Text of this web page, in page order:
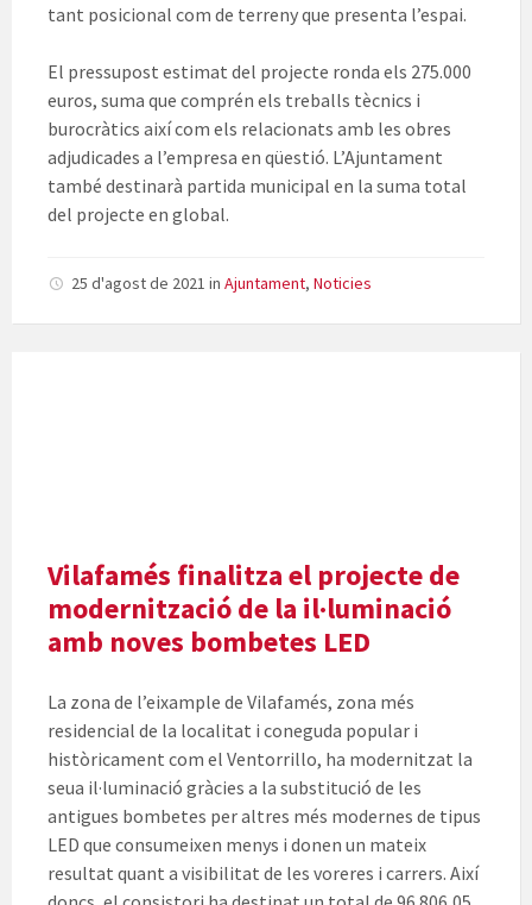
tant posicional com de terreny que presenta l’espai.
El pressupost estimat del projecte ronda els 275.000
euros, suma que comprén els treballs tècnics i
burocràtics així com els relacionats amb les obres
adjudicades a l’empresa en qüestió. L’Ajuntament
també destinarà partida municipal en la suma total
del projecte en global.
25 d'agost de 2021 in Ajuntament, Noticies
Vilafamés finalitza el projecte de
modernització de la il·luminació
amb noves bombetes LED
La zona de l’eixample de Vilafamés, zona més
residencial de la localitat i coneguda popular i
històricament com el Ventorrillo, ha modernitzat la
seua il·luminació gràcies a la substitució de les
antigues bombetes per altres més modernes de tipus
LED que consumeixen menys i donen un mateix
resultat quant a visibilitat de les voreres i carrers. Així